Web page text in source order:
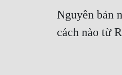
Nguyên bản
cách nào từ